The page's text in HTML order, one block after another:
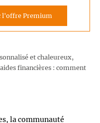
l'offre Premium
et chaleureux,
financières : comment
la communauté